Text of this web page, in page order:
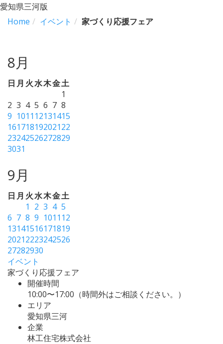
愛知県三河版
Home
イベント 家づくり応援フェア
8月
日 月 火水木金土
1
2 3 4 5 6 7 8
9 1011 12131415
16171819202122
23242526272829
3031
9月
日 月 火水木金土
1 2 3 4 5
6 7 8 9 1011 12
13141516171819
20212223242526
27282930
イベント
家づくり応援フェア
開催時間
10:00〜17:00（時間外はご相談ください。）
エリア
愛知県三河
企業
林工住宅株式会社